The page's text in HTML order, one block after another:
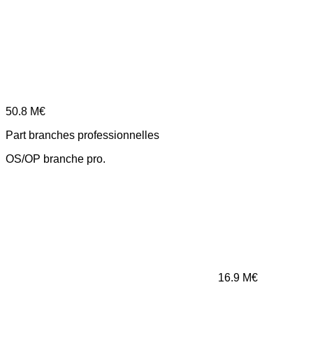
50.8 M€
Part branches professionnelles
OS/OP branche pro.
16.9 M€